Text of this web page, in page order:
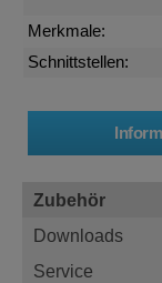
Merkmale:
Schnittstellen:
Zubehör
Downloads
Service